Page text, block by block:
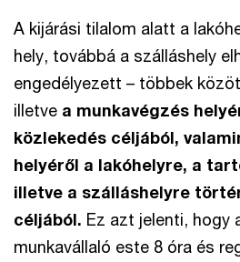
A kijárási tilalom alatt a
hely, továbbá a szálláshely
engedélyezett – többek
illetve a munkavégzés
közlekedés céljából,
helyéről a lakóhelyre, a
illetve a szálláshelyre
céljából. Ez azt jelenti, hogy
munkavállaló este 8 óra és